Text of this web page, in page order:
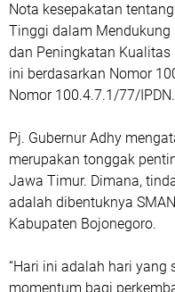
Nota kesepakatan
Tinggi dalam Mendukung
dan Peningkatan
ini berdasarkan Nomor
Nomor 100.4.7.1/77/IPDN.
Pj. Gubernur Adhy
merupakan tonggak
Jawa Timur. Dimana,
adalah dibentuknya
Kabupaten Bojonegoro.
“Hari ini adalah hari yang
momentum bagi